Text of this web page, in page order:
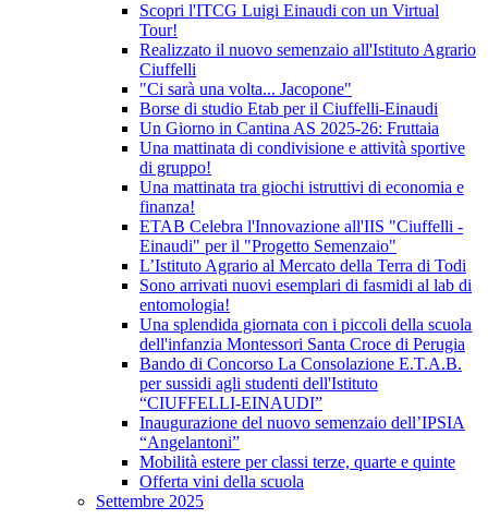
Scopri l'ITCG Luigi Einaudi con un Virtual
Tour!
Realizzato il nuovo semenzaio all'Istituto Agrario
Ciuffelli
"Ci sarà una volta... Jacopone"
Borse di studio Etab per il Ciuffelli-Einaudi
Un Giorno in Cantina AS 2025-26: Fruttaia
Una mattinata di condivisione e attività sportive
di gruppo!
Una mattinata tra giochi istruttivi di economia e
finanza!
ETAB Celebra l'Innovazione all'IIS "Ciuffelli -
Einaudi" per il "Progetto Semenzaio"
L’Istituto Agrario al Mercato della Terra di Todi
Sono arrivati nuovi esemplari di fasmidi al lab di
entomologia!
Una splendida giornata con i piccoli della scuola
dell'infanzia Montessori Santa Croce di Perugia
Bando di Concorso La Consolazione E.T.A.B.
per sussidi agli studenti dell'Istituto
“CIUFFELLI-EINAUDI”
Inaugurazione del nuovo semenzaio dell’IPSIA
“Angelantoni”
Mobilità estere per classi terze, quarte e quinte
Offerta vini della scuola
Settembre 2025